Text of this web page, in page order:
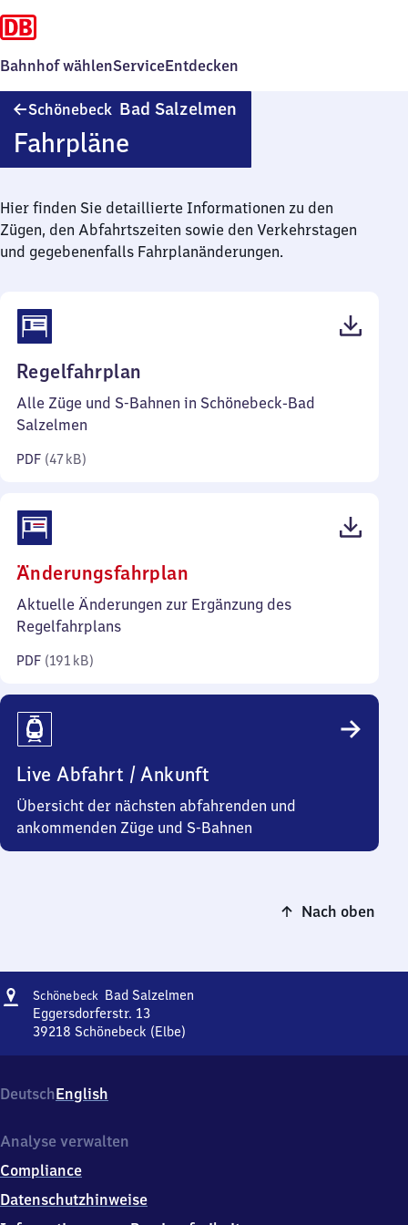
Bahnhof wählenServiceEntdecken
Schönebeck Bad Salzelmen
Fahrpläne
Hier finden Sie detaillierte Informationen zu den
Zügen, den Abfahrtszeiten sowie den Verkehrstagen
und gegebenenfalls Fahrplanänderungen.
Regelfahrplan
47
Alle Züge und S-Bahnen in Schönebeck-Bad
Salzelmen
PDF (47 kB)
Änderungsfahrplan
191
Aktuelle Änderungen zur Ergänzung des
Regelfahrplans
PDF (191 kB)
Live Abfahrt / Ankunft
Übersicht der nächsten abfahrenden und
ankommenden Züge und S-Bahnen
Nach oben
Adresse
Schönebeck Bad SalzelmenSchönebeck-
Eggersdorferstr. 13
39218 Schönebeck (Elbe)
d
Salzelmen,
13,
9
2
DeutschEnglish
Analyse verwalten
Compliance
Datenschutzhinweise